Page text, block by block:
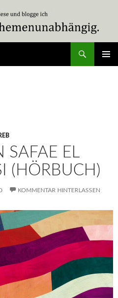
SAFAE EL
(HÖRBUCH)
KOMMENTAR HINTERLASSEN